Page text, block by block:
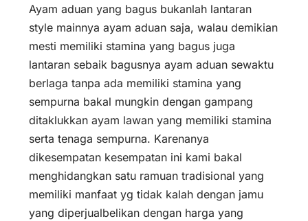
Ayam aduan yang bagus bukanlah lantaran
style mainnya ayam aduan saja, walau demikian
mesti memiliki stamina yang bagus juga
lantaran sebaik bagusnya ayam aduan sewaktu
berlaga tanpa ada memiliki stamina yang
sempurna bakal mungkin dengan gampang
ditaklukkan ayam lawan yang memiliki stamina
serta tenaga sempurna. Karenanya
dikesempatan kesempatan ini kami bakal
menghidangkan satu ramuan tradisional yang
memiliki manfaat yg tidak kalah dengan jamu
yang diperjualbelikan dengan harga yang